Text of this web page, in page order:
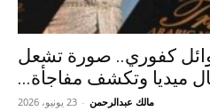
كفوري.. صورة تشعل
ميديا وتكشف مفاجأة...
مالك عبدالرحمن - 23 يونيو، 2026